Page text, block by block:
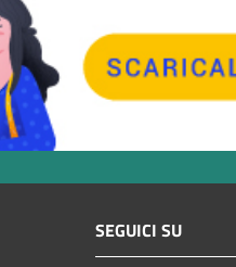
SEGUICI SU